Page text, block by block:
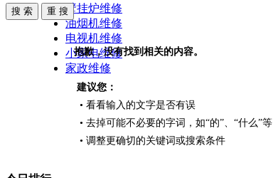
壁挂炉维修
油烟机维修
电视机维修
小家电维修
家政维修
抱歉，没有找到相关的内容。
建议您：
• 看看输入的文字是否有误
• 去掉可能不必要的字词，如“的”、“什么”等
• 调整更确切的关键词或搜索条件